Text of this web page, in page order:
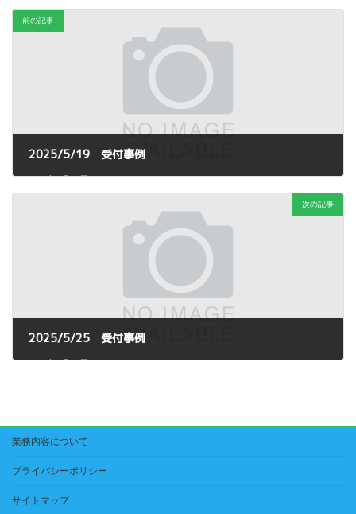
前の記事
2025/5/19 受付事例
2025年6月12日
次の記事
2025/5/25 受付事例
2025年6月12日
業務内容について
プライバシーポリシー
サイトマップ